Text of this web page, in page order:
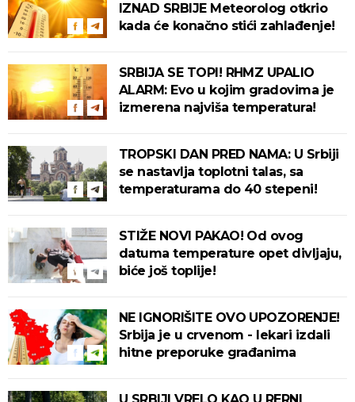
IZNAD SRBIJE Meteorolog otkrio
kada će konačno stići zahlađenje!
SRBIJA SE TOPI! RHMZ UPALIO
ALARM: Evo u kojim gradovima je
izmerena najviša temperatura!
TROPSKI DAN PRED NAMA: U Srbiji
se nastavlja toplotni talas, sa
temperaturama do 40 stepeni!
STIŽE NOVI PAKAO! Od ovog
datuma temperature opet divljaju,
biće još toplije!
NE IGNORIŠITE OVO UPOZORENJE!
Srbija je u crvenom - lekari izdali
hitne preporuke građanima